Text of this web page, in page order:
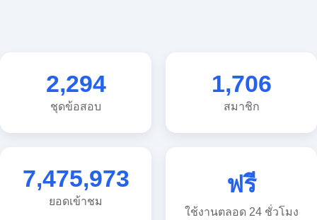
2,294
ชุดข้อสอบ
1,706
สมาชิก
7,475,973
ยอดเข้าชม
ฟรี
ใช้งานตลอด 24 ชั่วโมง